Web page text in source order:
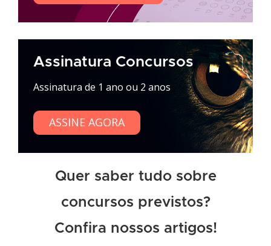
Assinatura Concursos
Assinatura de 1 ano ou 2 anos
ASSINE AGORA
Quer saber tudo sobre
concursos previstos?
Confira nossos artigos!